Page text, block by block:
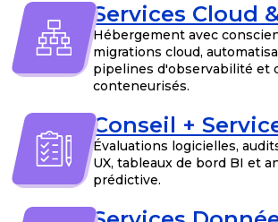
Services Cloud
Hébergement avec
migrations cloud,
pipelines d'observabilité et
conteneurisés.
Conseil +
Évaluations logicielles,
UX, tableaux de bord BI et
prédictive.